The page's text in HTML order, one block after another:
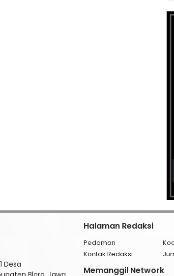
Desa
Halaman Redaksi
Pedoman
Kontak Redaksi
Memanggil Network